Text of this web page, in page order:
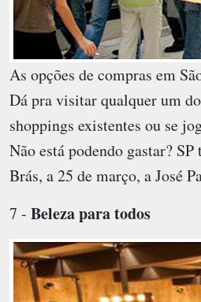
As opções de compras em
Dá pra visitar qualquer um
shoppings existentes ou se
Não está podendo gastar?
Brás, a 25 de março, a José
7 - Beleza para todos